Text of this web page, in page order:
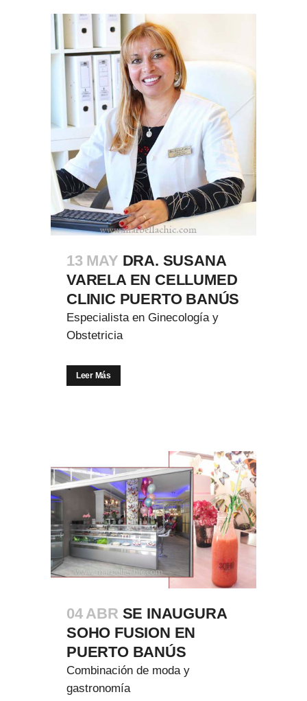
13 MAY DRA. SUSANA
VARELA EN CELLUMED
CLINIC PUERTO BANÚS
Especialista en Ginecología y
Obstetricia
Leer Más
04 ABR SE INAUGURA
SOHO FUSION EN
PUERTO BANÚS
Combinación de moda y
gastronomía